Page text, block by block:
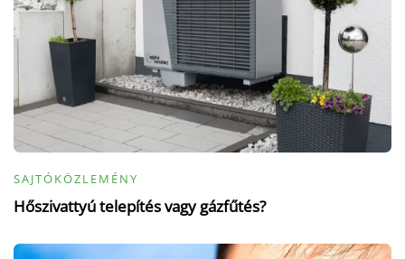
SAJTÓKÖZLEMÉNY
Hőszivattyú telepítés vagy gázfűtés?